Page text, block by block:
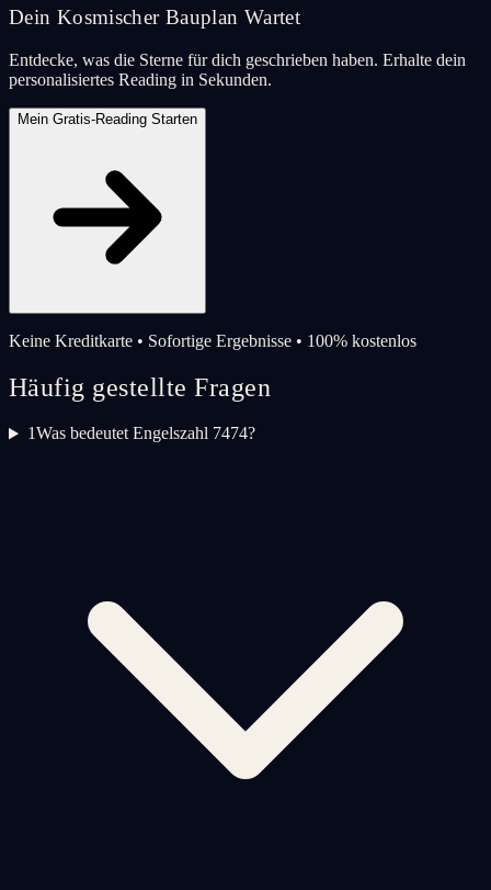
Dein Kosmischer Bauplan Wartet
Entdecke, was die Sterne für dich geschrieben haben. Erhalte dein
personalisiertes Reading in Sekunden.
Mein Gratis-Reading Starten
Keine Kreditkarte • Sofortige Ergebnisse • 100% kostenlos
Häufig gestellte Fragen
1Was bedeutet Engelszahl 7474?